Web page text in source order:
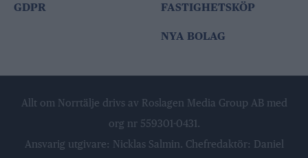
GDPR FASTIGHETSKÖP
NYA BOLAG
Allt om Norrtälje drivs av Roslagen Media Group AB med
org nr 559301-0431.
Ansvarig utgivare: Nicklas Salmin. Chefredaktör: Daniel